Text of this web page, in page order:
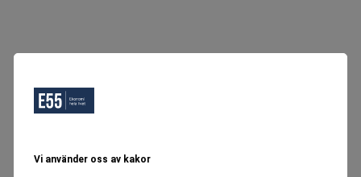
Vi använder oss av kakor